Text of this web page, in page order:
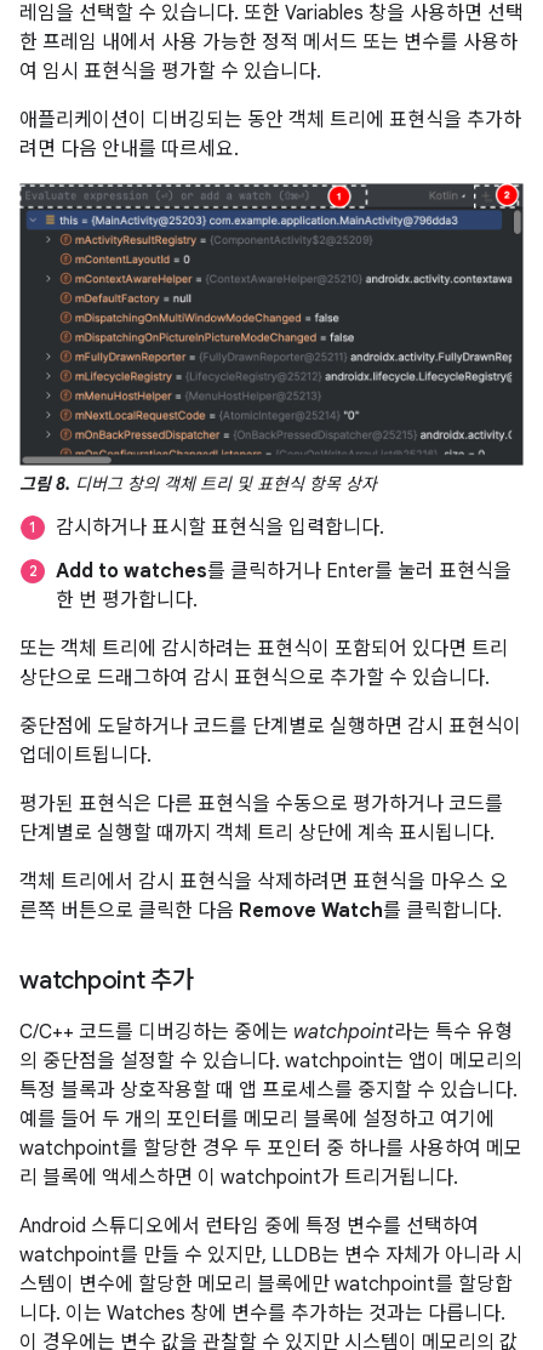
레임을 선택할 수 있습니다. 또한 Variables 창을 사용하면 선택
한 프레임 내에서 사용 가능한 정적 메서드 또는 변수를 사용하
여 임시 표현식을 평가할 수 있습니다.
애플리케이션이 디버깅되는 동안 객체 트리에 표현식을 추가하
려면 다음 안내를 따르세요.
그림 8. 디버그 창의 객체 트리 및 표현식 항목 상자
감시하거나 표시할 표현식을 입력합니다.
Add to watches를 클릭하거나 Enter를 눌러 표현식을
한 번 평가합니다.
또는 객체 트리에 감시하려는 표현식이 포함되어 있다면 트리
상단으로 드래그하여 감시 표현식으로 추가할 수 있습니다.
중단점에 도달하거나 코드를 단계별로 실행하면 감시 표현식이
업데이트됩니다.
평가된 표현식은 다른 표현식을 수동으로 평가하거나 코드를
단계별로 실행할 때까지 객체 트리 상단에 계속 표시됩니다.
객체 트리에서 감시 표현식을 삭제하려면 표현식을 마우스 오
른쪽 버튼으로 클릭한 다음 Remove Watch를 클릭합니다.
watchpoint 추가
C/C++ 코드를 디버깅하는 중에는 watchpoint라는 특수 유형
의 중단점을 설정할 수 있습니다. watchpoint는 앱이 메모리의
특정 블록과 상호작용할 때 앱 프로세스를 중지할 수 있습니다.
예를 들어 두 개의 포인터를 메모리 블록에 설정하고 여기에
watchpoint를 할당한 경우 두 포인터 중 하나를 사용하여 메모
리 블록에 액세스하면 이 watchpoint가 트리거됩니다.
Android 스튜디오에서 런타임 중에 특정 변수를 선택하여
watchpoint를 만들 수 있지만, LLDB는 변수 자체가 아니라 시
스템이 변수에 할당한 메모리 블록에만 watchpoint를 할당합
니다. 이는 Watches 창에 변수를 추가하는 것과는 다릅니다.
이 경우에는 변수 값을 관찰할 수 있지만 시스템이 메모리의 값